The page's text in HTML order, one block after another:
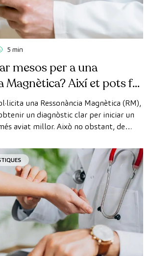
5 min
mesos per a una
Magnètica? Així et pots fer
ràpida com a
una Ressonància Magnètica (RM),
un diagnòstic clar per iniciar un
aviat millor. Això no obstant, de
desitjat.